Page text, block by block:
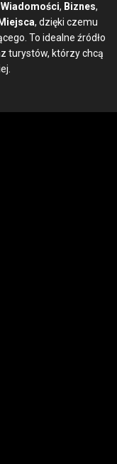
Wiadomości, Biznes,
Miejsca, dzięki czemu
To idealne źródło
turystów, którzy chcą